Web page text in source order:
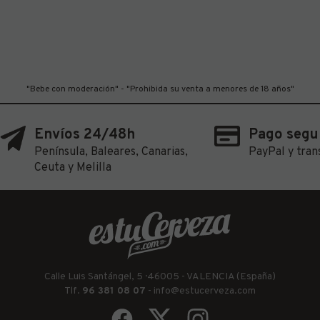
"Bebe con moderación" - "Prohibida su venta a menores de 18 años"
Envíos 24/48h
Península, Baleares, Canarias,
Ceuta y Melilla
Pago
PayPal y
Calle Luis Santángel, 5 · 46005 - VALENCIA (España)
Tlf. 96 381 08 07 - info@estucerveza.com